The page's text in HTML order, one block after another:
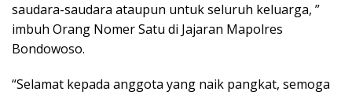
saudara-saudara ataupun untuk seluruh keluarga, ”
imbuh Orang Nomer Satu di Jajaran Mapolres
Bondowoso.
“Selamat kepada anggota yang naik pangkat, semoga